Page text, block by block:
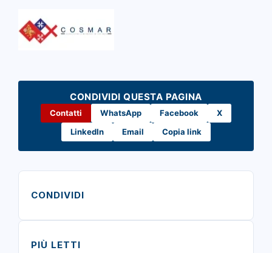
CONDIVIDI QUESTA PAGINA
Contatti WhatsApp Facebook
X
LinkedIn
Email Copia link
CONDIVIDI
PIÙ LETTI